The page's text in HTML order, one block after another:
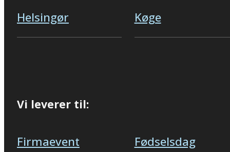
Helsingør Køge
Vi leverer til:
Firmaevent Fødselsdag